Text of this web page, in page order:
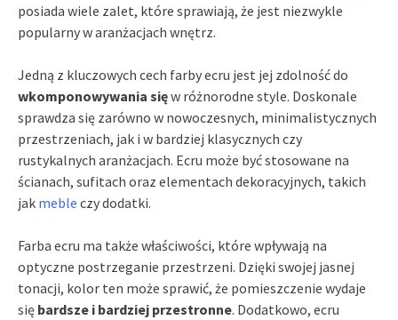
posiada wiele zalet, które sprawiają, że jest niezwykle
popularny w aranżacjach wnętrz.
Jedną z kluczowych cech farby ecru jest jej zdolność do
wkomponowywania sięw różnorodne style. Doskonale
sprawdza się zarówno w nowoczesnych, minimalistycznych
przestrzeniach, jak i w bardziej klasycznych czy
rustykalnych aranżacjach. Ecru może być stosowane na
ścianach, sufitach oraz elementach dekoracyjnych, takich
jak meble czy dodatki.
Farba ecru ma także właściwości, które wpływają na
optyczne postrzeganie przestrzeni. Dzięki swojej jasnej
tonacji, kolor ten może sprawić, że pomieszczenie wydaje
się bardsze i bardziej przestronne. Dodatkowo, ecru